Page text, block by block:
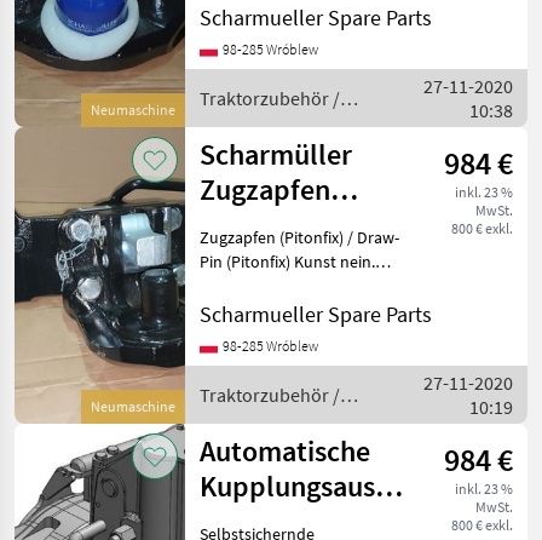
Neumaschine
Coupling System Artikel
Nummer. 05.6390.46-A02 ----
-- //// Schreib uns an //// ----
Scharmueller Spare Parts
98-285 Wróblew
Traktorzubehör /
Scharmüller
27-11-2020
10:38
Neumaschine
Scharmüller
Zugzapfen
(Pitonfix) /
Draw-Pin Einsatz
984 €
inkl. 23 %
MwSt.
800 € exkl.
Zugzapfen (Pitonfix) / Draw-
Pin (Pitonfix) Kunst nein.
390/25/32 (Wir haben
andere Dimensionen / we
have other dimensions) -----
Scharmueller Spare Parts
98-285 Wróblew
Traktorzubehör /
Scharmüller
27-11-2020
10:19
Automatische
Kupplungsausrückung
Gabelkopf Typ
984 €
inkl. 23 %
MwSt.
800 € exkl.
Selbstsichernde